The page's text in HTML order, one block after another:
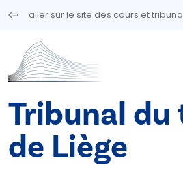
Aller au contenu principal
aller sur le site des cours et
Tribunal
de Liège